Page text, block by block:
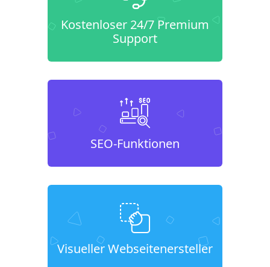
Kostenloser 24/7 Premium
Support
SEO-Funktionen
Visueller Webseitenersteller